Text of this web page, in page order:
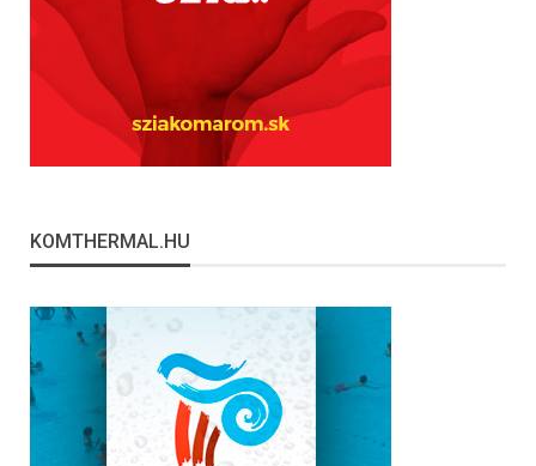
KOMTHERMAL.HU